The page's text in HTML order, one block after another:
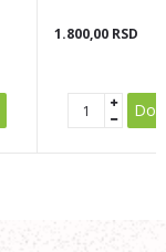
1.800,00 RSD